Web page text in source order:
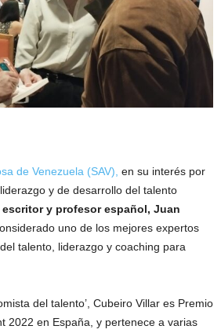
de Venezuela (SAV), en su interés por
y de desarrollo del talento
escritor y profesor español, Juan
uno de los mejores expertos
talento, liderazgo y coaching para
del talento’, Cubeiro Villar es Premio
2022 en España, y pertenece a varias